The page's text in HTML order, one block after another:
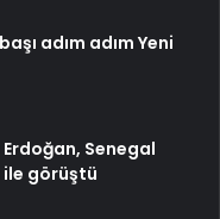
adım adım Yeni
Senegal
ile görüştü